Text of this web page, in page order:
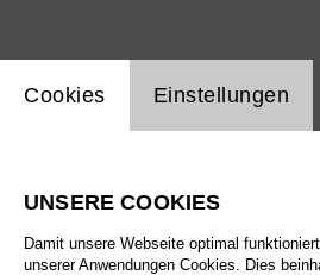
Einstellung Website Cookie
Cookies Einstellungen
UNSERE COOKIES
Damit unsere Webseite optimal
unserer Anwendungen Cookies. Dies